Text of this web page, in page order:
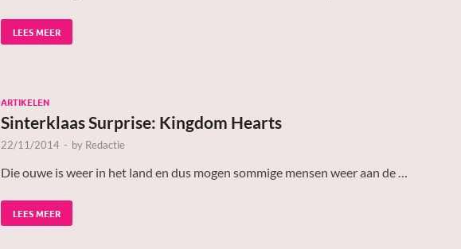
LEES MEER
ARTIKELEN
Sinterklaas Surprise: Kingdom Hearts
22/11/2014 - by Redactie
Die ouwe is weer in het land en dus mogen sommige mensen weer aan de …
LEES MEER